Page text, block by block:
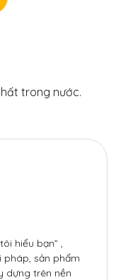
trong nước.
hiểu bạn” ,
pháp, sản phẩm
dựng trên nền